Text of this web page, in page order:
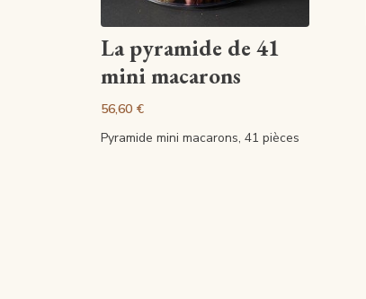
Artikel anzeigen
La pyramide de 41
mini macarons
56,60 €
Pyramide mini macarons, 41 pièces